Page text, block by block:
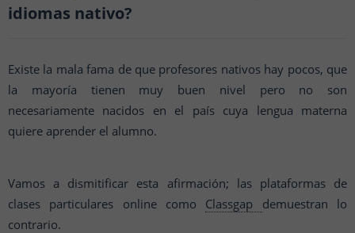
idiomas nativo?
Existe la mala fama de que profesores nativos hay pocos, que
la mayoría tienen muy buen nivel pero no son
necesariamente nacidos en el país cuya lengua materna
quiere aprender el alumno.
Vamos a dismitificar esta afirmación; las plataformas de
clases particulares online como Classgap demuestran lo
contrario.